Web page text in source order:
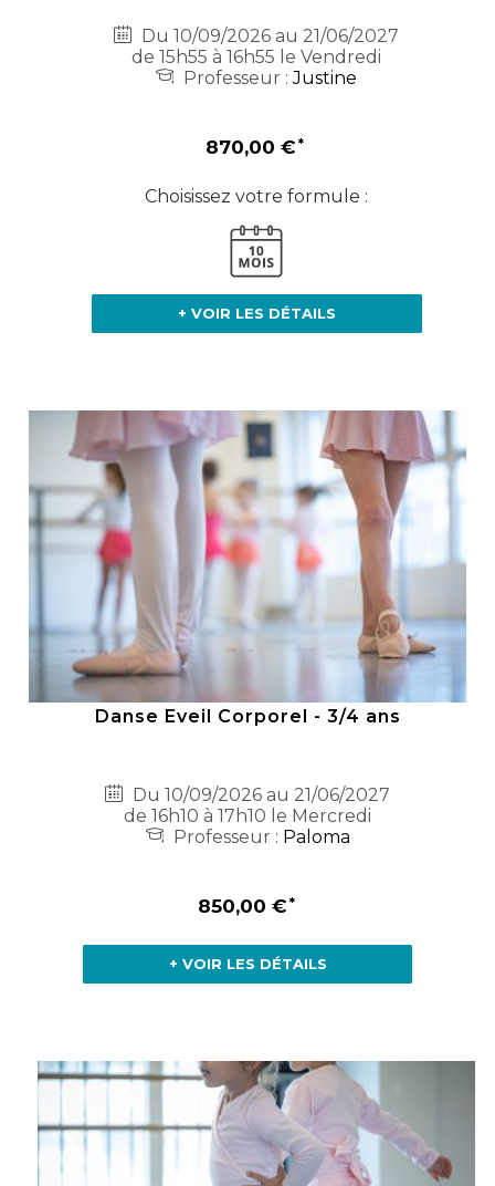
Du 10/09/2026 au 21/06/2027
de 15h55 à 16h55 le Vendredi
Professeur :Justine
870,00 €
Choisissez votre formule :
+ VOIR LES DÉTAILS
Danse Eveil Corporel - 3/4 ans
Du 10/09/2026 au 21/06/2027
de 16h10 à 17h10 le Mercredi
Professeur : Paloma
850,00 €
+ VOIR LES DÉTAILS